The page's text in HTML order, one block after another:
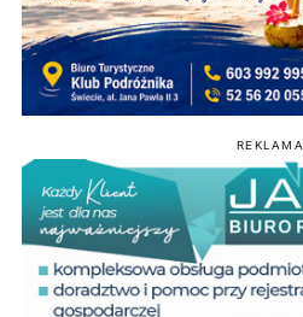
REKLAMA